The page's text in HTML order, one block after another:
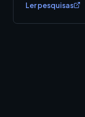
Ler pesquisas